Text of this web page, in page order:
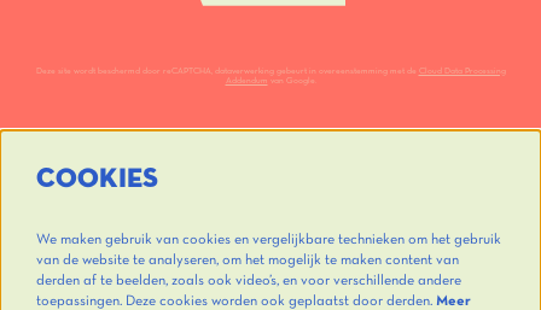
Deze site wordt beschermd door reCAPTCHA, dataverwerking gebeurt in overeenstemming met de Cloud Data Processing
Addendum van Google.
COOKIES
We maken gebruik van cookies en vergelijkbare technieken om het gebruik
van de website te analyseren, om het mogelijk te maken content van
derden af te beelden, zoals ook video’s, en voor verschillende andere
toepassingen. Deze cookies worden ook geplaatst door derden. Meer